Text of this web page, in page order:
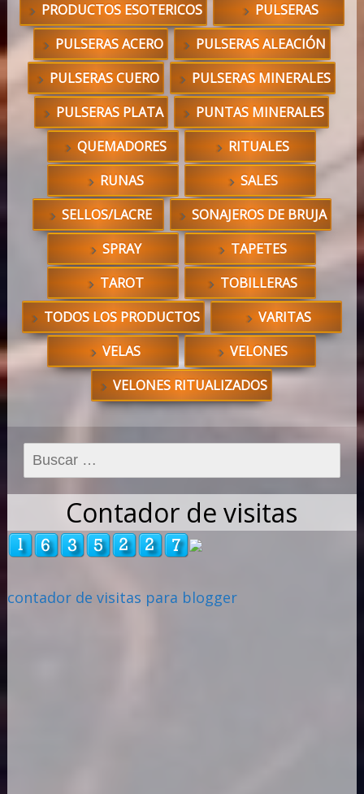
PRODUCTOS ESOTERICOS
PULSERAS
PULSERAS ACERO
PULSERAS ALEACIÓN
PULSERAS CUERO
PULSERAS MINERALES
PULSERAS PLATA
PUNTAS MINERALES
QUEMADORES
RITUALES
RUNAS
SALES
SELLOS/LACRE
SONAJEROS DE BRUJA
SPRAY
TAPETES
TAROT
TOBILLERAS
TODOS LOS PRODUCTOS
VARITAS
VELAS
VELONES
VELONES RITUALIZADOS
Buscar:
Contador de visitas
contador de visitas para blogger